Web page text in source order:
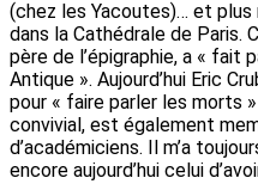
(chez les Yacoutes)… et
dans la Cathédrale de Paris.
père de l’épigraphie, a « fait
Antique ». Aujourd’hui Eric
pour « faire parler les morts
convivial, est également
d’académiciens. Il m’a
encore aujourd’hui celui